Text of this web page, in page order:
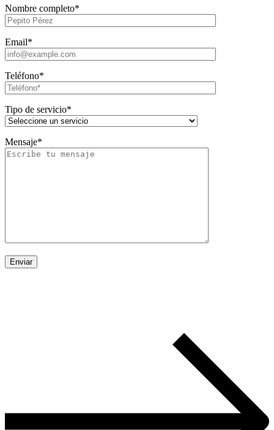
Nombre completo*
Email*
Teléfono*
Tipo de servicio*
Mensaje*